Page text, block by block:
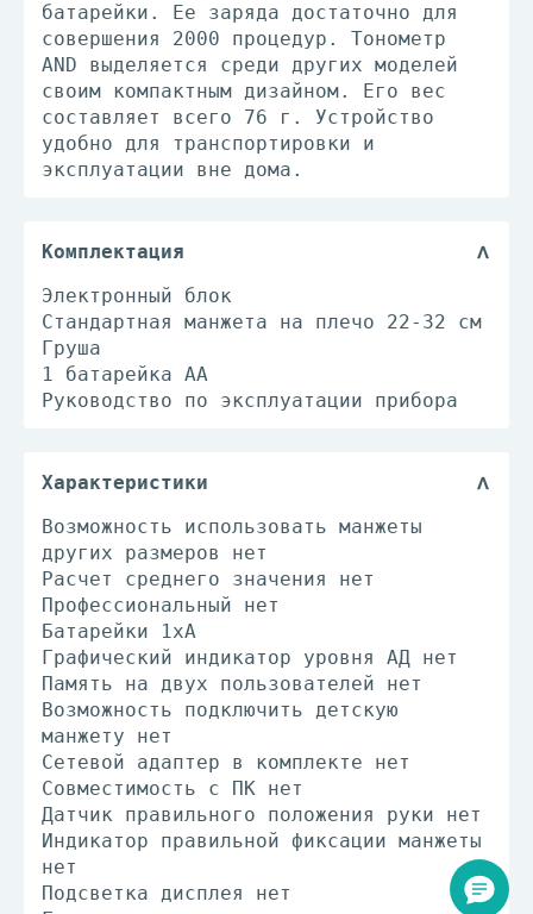
батарейки. Ее заряда достаточно для
совершения 2000 процедур. Тонометр
AND выделяется среди других моделей
своим компактным дизайном. Его вес
составляет всего 76 г. Устройство
удобно для транспортировки и
эксплуатации вне дома.
Комплектация
Электронный блок
Стандартная манжета на плечо 22-32 см
Груша
1 батарейка АА
Руководство по эксплуатации прибора
Характеристики
Возможность использовать манжеты
других размеров нет
Расчет среднего значения нет
Профессиональный нет
Батарейки 1хА
Графический индикатор уровня АД нет
Память на двух пользователей нет
Возможность подключить детскую
манжету нет
Сетевой адаптер в комплекте нет
Совместимость с ПК нет
Датчик правильного положения руки нет
Индикатор правильной фиксации манжеты
нет
Подсветка дисплея нет